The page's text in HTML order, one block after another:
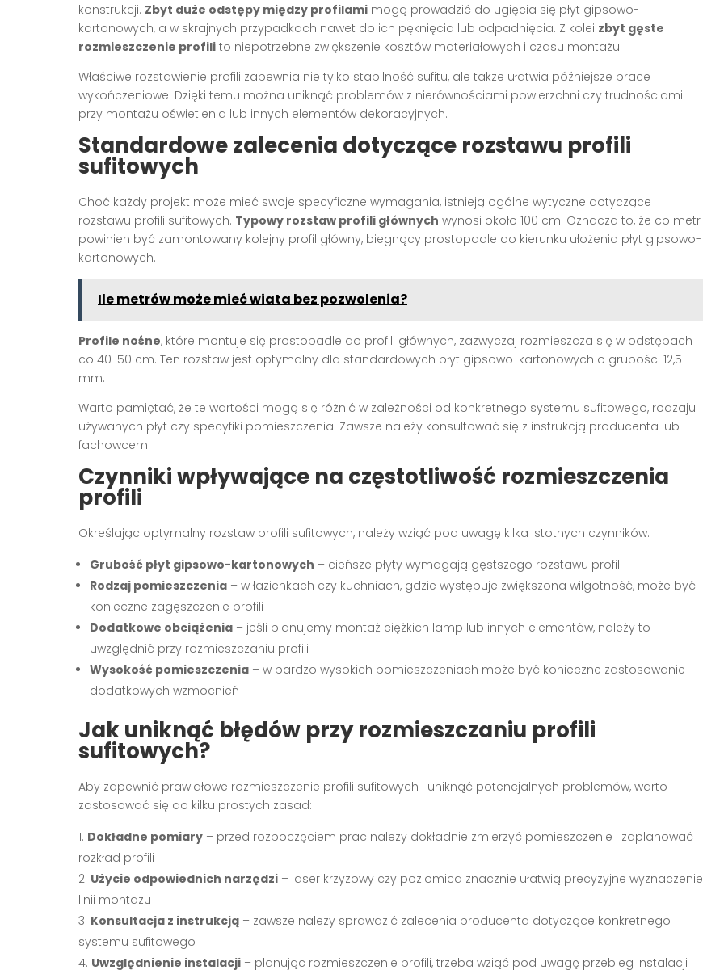
konstrukcji. Zbyt duże odstępy między profilami mogą prowadzić do ugięcia się płyt gipsowo-
kartonowych, a w skrajnych przypadkach nawet do ich pęknięcia lub odpadnięcia. Z kolei zbyt gęste
rozmieszczenie profili to niepotrzebne zwiększenie kosztów materiałowych i czasu montażu.
Właściwe rozstawienie profili zapewnia nie tylko stabilność sufitu, ale także ułatwia późniejsze prace
wykończeniowe. Dzięki temu można uniknąć problemów z nierównościami powierzchni czy trudnościami
przy montażu oświetlenia lub innych elementów dekoracyjnych.
Standardowe zalecenia dotyczące rozstawu profili
sufitowych
Choć każdy projekt może mieć swoje specyficzne wymagania, istnieją ogólne wytyczne dotyczące
rozstawu profili sufitowych. Typowy rozstaw profili głównych wynosi około 100 cm. Oznacza to, że co metr
powinien być zamontowany kolejny profil główny, biegnący prostopadle do kierunku ułożenia płyt gipsowo-
kartonowych.
Ile metrów może mieć wiata bez pozwolenia?
Profile nośne, które montuje się prostopadle do profili głównych, zazwyczaj rozmieszcza się w odstępach
co 40-50 cm. Ten rozstaw jest optymalny dla standardowych płyt gipsowo-kartonowych o grubości 12,5
mm.
Warto pamiętać, że te wartości mogą się różnić w zależności od konkretnego systemu sufitowego, rodzaju
używanych płyt czy specyfiki pomieszczenia. Zawsze należy konsultować się z instrukcją producenta lub
fachowcem.
Czynniki wpływające na częstotliwość rozmieszczenia
profili
Określając optymalny rozstaw profili sufitowych, należy wziąć pod uwagę kilka istotnych czynników:
Grubość płyt gipsowo-kartonowych – cieńsze płyty wymagają gęstszego rozstawu profili
Rodzaj pomieszczenia – w łazienkach czy kuchniach, gdzie występuje zwiększona wilgotność, może być
konieczne zagęszczenie profili
Dodatkowe obciążenia – jeśli planujemy montaż ciężkich lamp lub innych elementów, należy to
uwzględnić przy rozmieszczaniu profili
Wysokość pomieszczenia – w bardzo wysokich pomieszczeniach może być konieczne zastosowanie
dodatkowych wzmocnień
Jak uniknąć błędów przy rozmieszczaniu profili
sufitowych?
Aby zapewnić prawidłowe rozmieszczenie profili sufitowych i uniknąć potencjalnych problemów, warto
zastosować się do kilku prostych zasad:
Dokładne pomiary – przed rozpoczęciem prac należy dokładnie zmierzyć pomieszczenie i zaplanować
rozkład profili
Użycie odpowiednich narzędzi – laser krzyżowy czy poziomica znacznie ułatwią precyzyjne wyznaczenie
linii montażu
Konsultacja z instrukcją – zawsze należy sprawdzić zalecenia producenta dotyczące konkretnego
systemu sufitowego
Uwzględnienie instalacji – planując rozmieszczenie profili, trzeba wziąć pod uwagę przebieg instalacji